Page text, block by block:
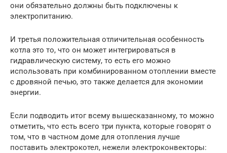
они обязательно должны быть подключены к
электропитанию.
И третья положительная отличительная особенность
котла это то, что он может интегрироваться в
гидравлическую систему, то есть его можно
использовать при комбинированном отоплении вместе
с дровяной печью, это также делается для экономии
энергии.
Если подводить итог всему вышесказанному, то можно
отметить, что есть всего три пункта, которые говорят о
том, что в частном доме для отопления лучше
поставить электрокотел, нежели электроконвекторы: